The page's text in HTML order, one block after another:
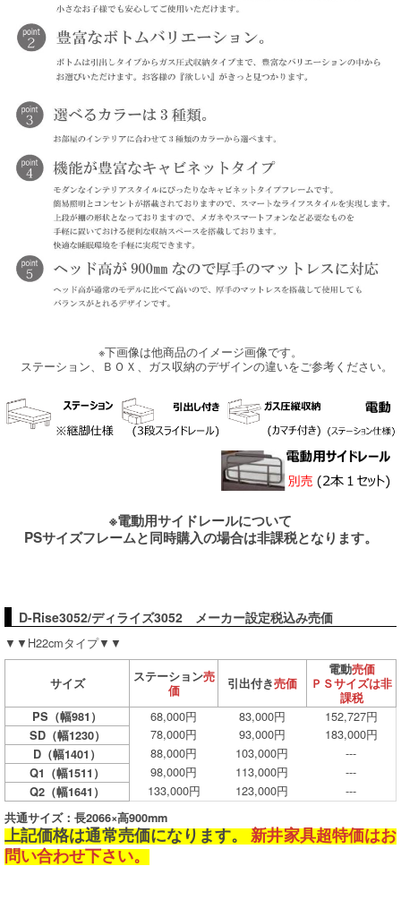
※下画像は他商品のイメージ画像です。
ステーション、ＢＯＸ、ガス収納のデザインの違いをご参考ください。
※電動用サイドレールについて
PSサイズフレームと同時購入の場合は非課税となります。
D-Rise3052/ディライズ3052 メーカー設定税込み売価
▼▼H22cmタイプ▼▼
サイズ ステーション売
価
引出付き売価
電動売価
ＰＳサイズは非
課税
PS（幅981）
68,000円 83,000円 152,727円
SD（幅1230） 78,000円 93,000円 183,000円
D（幅1401） 88,000円 103,000円 ---
Q1（幅1511） 98,000円 113,000円 ---
Q2（幅1641） 133,000円 123,000円 ---
共通サイズ：長2066×高900mm
上記価格は通常売価になります。新井家具超特価はお
問い合わせ下さい。